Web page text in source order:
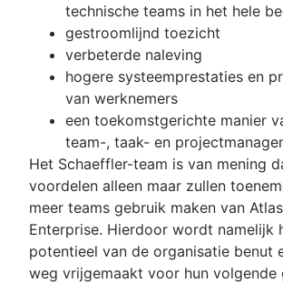
technische teams in het hele
gestroomlijnd toezicht
verbeterde naleving
hogere systeemprestaties en
van werknemers
een toekomstgerichte manier
team-, taak- en
Het Schaeffler-team is van mening
voordelen alleen maar zullen
meer teams gebruik maken van
Enterprise. Hierdoor wordt namelijk
potentieel van de organisatie benut
weg vrijgemaakt voor hun volgende